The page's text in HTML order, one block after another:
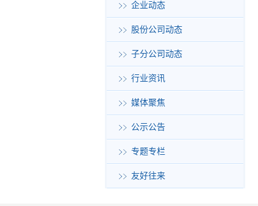
企业动态
股份公司动态
子分公司动态
行业资讯
媒体聚焦
公示公告
专题专栏
友好往来